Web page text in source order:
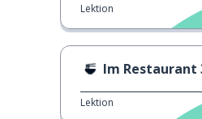
Lektion
Im Restaurant
Lektion